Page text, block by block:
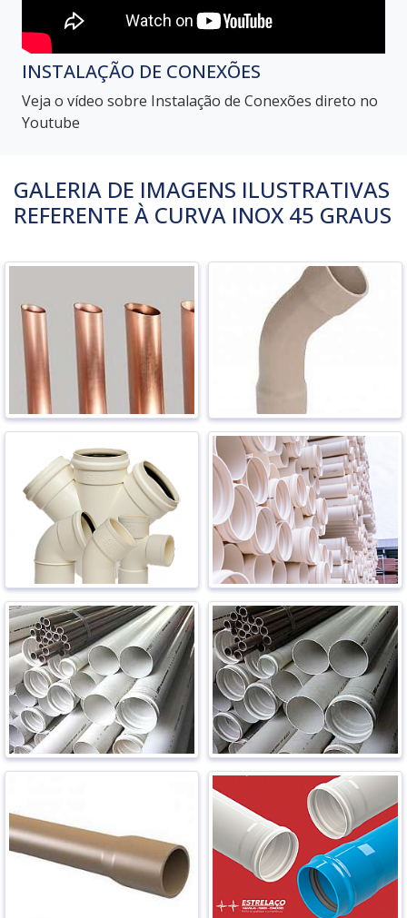
INSTALAÇÃO DE CONEXÕES
Veja o vídeo sobre Instalação de Conexões direto no
Youtube
GALERIA DE IMAGENS ILUSTRATIVAS
REFERENTE À CURVA INOX 45 GRAUS